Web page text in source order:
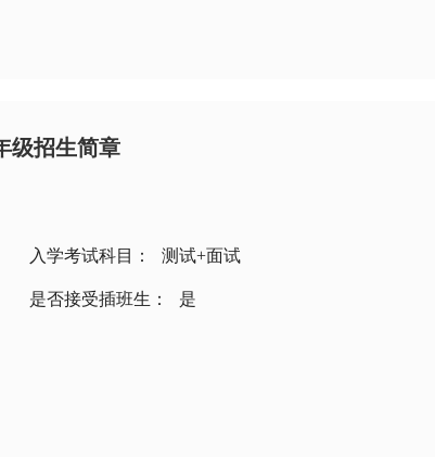
级招生简章
入学考试科目： 测试+面试
是否接受插班生： 是